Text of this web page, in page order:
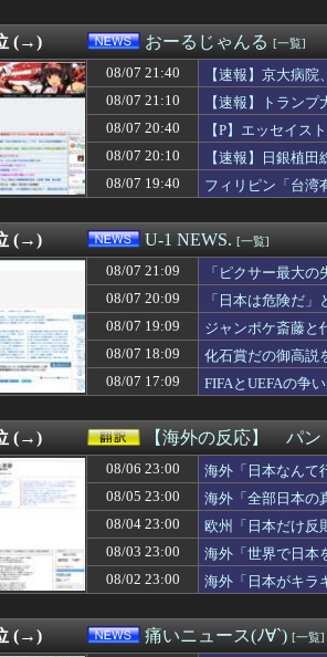
まんがタイムきらら2026年9月
元EXILE・黒木啓司、妻・宮崎
【画像】巨乳ちゃん、お◯ぱい
【速報】トランプ大統領、出産
「ピクサー最大の失敗だ」と日
KDDI、楽天への回線貸し出し
他人の車をあてにするような厚
【朗報】またこの4人が集まっ
代打・阿部寿樹、強すぎるっ
【阪神対中日17回戦】中日が大
【勝利】ホークスファン集合（
【速報】江別大学生リンチ殺人
【動画】広島記念公園を追い出
パティシエの専門学校に通って
少子化って女さんのせいだよな
【悲報】識者「ロキソニンを持
【画像】顔20点身体100点の女
映画デートの予定をドタキャン
研究者「株式投資にハマる若者
【画像】この漫画のキャバ嬢さ
マチアプで会った外国女から「
岸田が叩かれてた理由が分から
佐倉綾音さん「女性声優がセク
【パシフィック・リム】
【西武対ソフトバンク18回戦】
真夏に現れたヘビを見て「喉が
ドン・キホーテ露店「うなぎ
30MMとガンプラパーツでミキ
【芸能】吉岡里帆、“体型”への
(→) おーるじゃんる [一覧]
08/07 21:40
【速報】京大病
08/07 21:10
【速報】トラン
08/07 20:40
【P】エッセイ
08/07 20:10
【速報】日銀植
08/07 19:40
フィリピン「台湾
(→) U-1 NEWS. [一覧]
08/07 21:09
「ピクサー最大
08/07 20:09
「日本は危険だ
08/07 19:09
ジャンポケ斎藤
08/07 18:09
化石賞だの御高説
08/07 17:09
FIFAとUEFAの争
(→) 【海外の反応】 パン
08/06 23:00
海外「日本なんて
08/05 23:00
海外「全部日本の
08/04 23:00
欧州「日本だけ反
08/03 23:00
海外「世界で日本
08/02 23:00
海外「日本がキラ
(→) 痛いニュース(ﾉ∀`) [一覧]